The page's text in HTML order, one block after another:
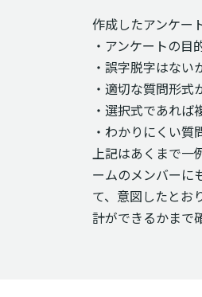
作成したアンケー
・アンケートの目
・誤字脱字はない
・適切な質問形式
・選択式であれ
・わかりにくい質
上記はあくまで一
ームのメンバーに
て、意図したとお
計ができるかまで